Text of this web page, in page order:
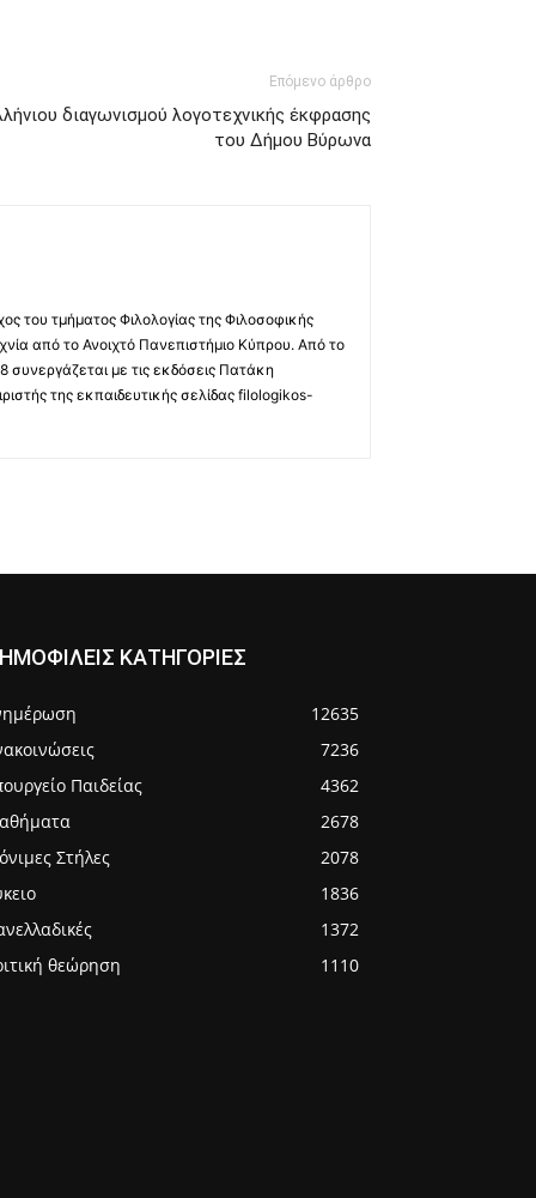
Επόμενο άρθρο
διαγωνισμού λογοτεχνικής έκφρασης
του Δήμου Βύρωνα
του τμήματος Φιλολογίας της Φιλοσοφικής
από το Ανοιχτό Πανεπιστήμιο Κύπρου. Από το
με τις εκδόσεις Πατάκη
της εκπαιδευτικής σελίδας filologikos-
ΚΑΤΗΓΟΡΙΕΣ
12635
7236
Παιδείας
4362
2678
Στήλες
2078
1836
1372
θεώρηση
1110